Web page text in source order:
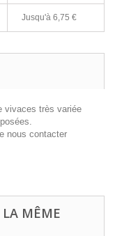
Jusqu'à 6,75 €
vivaces très variée
nous contacter
LA MÊME